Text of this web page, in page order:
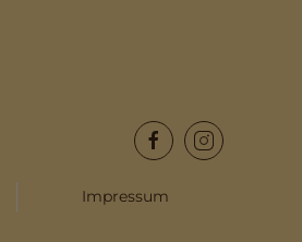
Impressum